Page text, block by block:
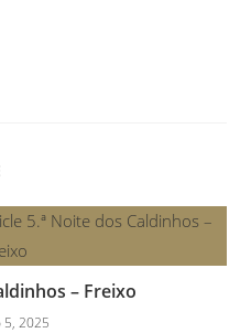
– Freixo
5, 2025